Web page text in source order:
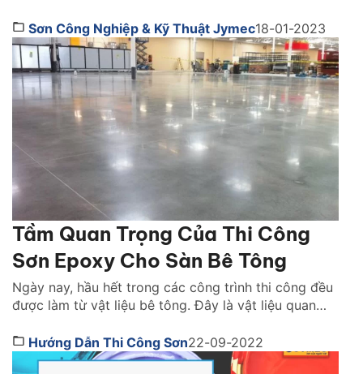
hỏa hoạn. Vậy lựa sơn chống cháy hãng nào tốt?
Cách chọn như thế nào. Cùng tìm hiểu ngay […]
Sơn Công Nghiệp & Kỹ Thuật Jymec18-01-2023
Tầm Quan Trọng Của Thi Công
Sơn Epoxy Cho Sàn Bê Tông
Ngày nay, hầu hết trong các công trình thi công đều
được làm từ vật liệu bê tông. Đây là vật liệu quan
dựng nào. Đối với các công trình nhà xưởng, sàn bê
tông là không gian làm việc chính của các lao […]
Hướng Dẫn Thi Công Sơn22-09-2022